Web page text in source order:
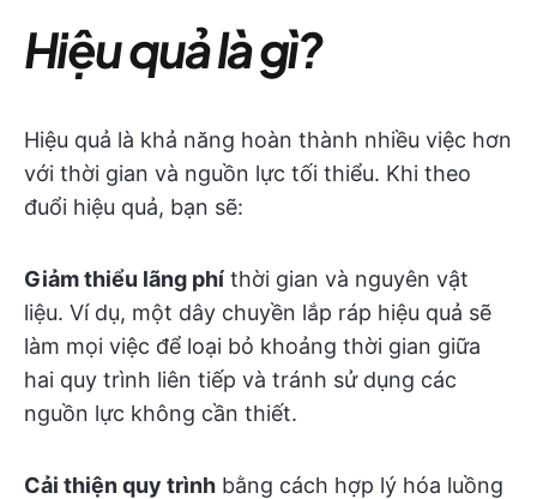
Hiệu quả là gì?
Hiệu quả là khả năng hoàn thành nhiều việc hơn
với thời gian và nguồn lực tối thiểu. Khi theo
đuổi hiệu quả, bạn sẽ:
Giảm thiểu lãng phí thời gian và nguyên vật
liệu. Ví dụ, một dây chuyền lắp ráp hiệu quả sẽ
làm mọi việc để loại bỏ khoảng thời gian giữa
hai quy trình liên tiếp và tránh sử dụng các
nguồn lực không cần thiết.
Cải thiện quy trình bằng cách hợp lý hóa luồng